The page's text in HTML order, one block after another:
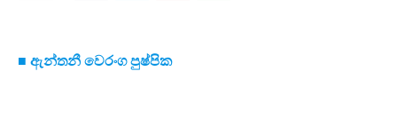
■ ඇන්තනී වෙරංග පුෂ්පික